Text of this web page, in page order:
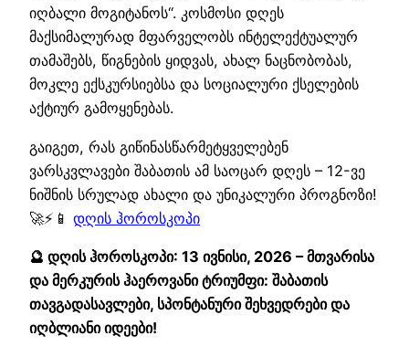
იღბალი მოგიტანოს“. კოსმოსი დღეს
მაქსიმალურად მფარველობს ინტელექტუალურ
თამაშებს, წიგნების ყიდვას, ახალ ნაცნობობას,
მოკლე ექსკურსიებსა და სოციალური ქსელების
აქტიურ გამოყენებას.
გაიგეთ, რას გიწინასწარმეტყველებენ
ვარსკვლავები შაბათის ამ საოცარ დღეს – 12-ვე
ნიშნის სრულად ახალი და უნიკალური პროგნოზი!
🚀⚡📱 დღის ჰოროსკოპი
🔮 დღის ჰოროსკოპი: 13 ივნისი, 2026 – მთვარისა
და მერკურის ჰაეროვანი ტრიუმფი: შაბათის
თავგადასავლები, სპონტანური შეხვედრები და
იღბლიანი იდეები!